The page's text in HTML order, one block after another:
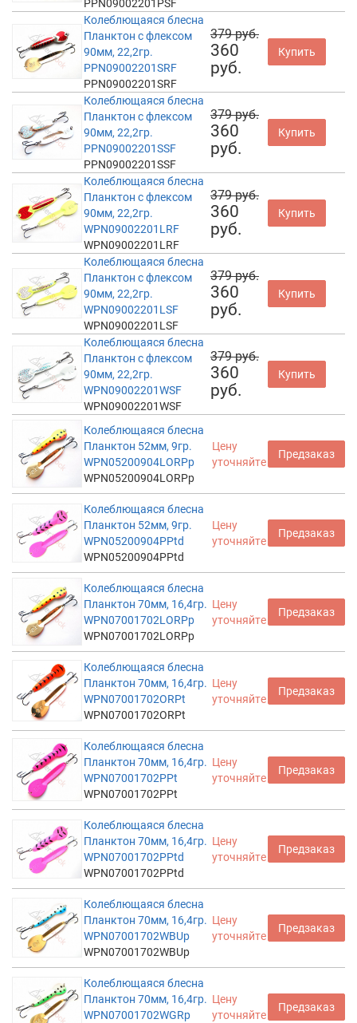
PPN09002201PSF
Колеблющаяся блесна
Планктон с флексом
90мм, 22,2гр.
PPN09002201SRF
PPN09002201SRF
379 руб.
360
руб.
Купить
Колеблющаяся блесна
Планктон с флексом
90мм, 22,2гр.
PPN09002201SSF
PPN09002201SSF
379 руб.
360
руб.
Купить
Колеблющаяся блесна
Планктон с флексом
90мм, 22,2гр.
WPN09002201LRF
WPN09002201LRF
379 руб.
360
руб.
Купить
Колеблющаяся блесна
Планктон с флексом
90мм, 22,2гр.
WPN09002201LSF
WPN09002201LSF
379 руб.
360
руб.
Купить
Колеблющаяся блесна
Планктон с флексом
90мм, 22,2гр.
WPN09002201WSF
WPN09002201WSF
379 руб.
360
руб.
Купить
Колеблющаяся блесна
Планктон 52мм, 9гр.
WPN05200904LORPp
WPN05200904LORPp
Цену
уточняйте
Предзаказ
Колеблющаяся блесна
Планктон 52мм, 9гр.
WPN05200904PPtd
WPN05200904PPtd
Цену
уточняйте
Предзаказ
Колеблющаяся блесна
Планктон 70мм, 16,4гр.
WPN07001702LORPp
WPN07001702LORPp
Цену
уточняйте
Предзаказ
Колеблющаяся блесна
Планктон 70мм, 16,4гр.
WPN07001702ORPt
WPN07001702ORPt
Цену
уточняйте
Предзаказ
Колеблющаяся блесна
Планктон 70мм, 16,4гр.
WPN07001702PPt
WPN07001702PPt
Цену
уточняйте
Предзаказ
Колеблющаяся блесна
Планктон 70мм, 16,4гр.
WPN07001702PPtd
WPN07001702PPtd
Цену
уточняйте
Предзаказ
Колеблющаяся блесна
Планктон 70мм, 16,4гр.
WPN07001702WBUp
WPN07001702WBUp
Цену
уточняйте
Предзаказ
Колеблющаяся блесна
Планктон 70мм, 16,4гр.
WPN07001702WGRp
Цену
уточняйте
Предзаказ